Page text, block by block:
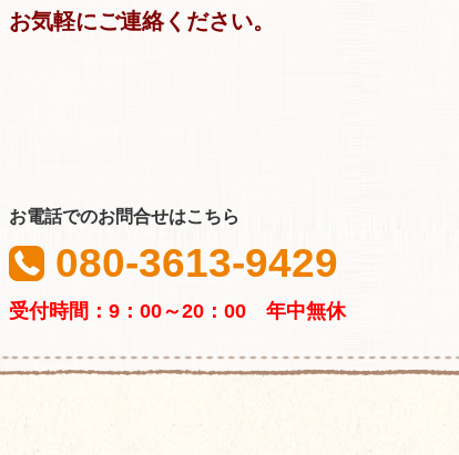
お気軽にご連絡ください。
お電話でのお問合せはこちら
080-3613-9429
受付時間：9：00～20：00 年中無休